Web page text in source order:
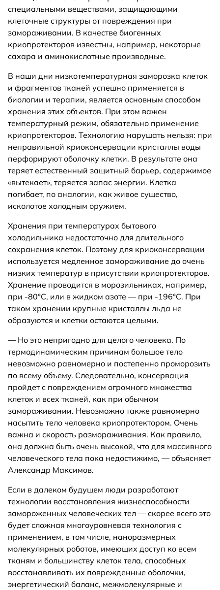
специальными веществами, защищающими
клеточные структуры от повреждения при
замораживании. В качестве биогенных
криопротекторов известны, например, некоторые
сахара и аминокислотные производные.
В наши дни низкотемпературная заморозка клеток
и фрагментов тканей успешно применяется в
биологии и терапии, является основным способом
хранения этих объектов. При этом важен
температурный режим, обязательно применение
криопротекторов. Технологию нарушать нельзя: при
неправильной криоконсервации кристаллы воды
перфорируют оболочку клетки. В результате она
теряет естественный защитный барьер, содержимое
«вытекает», теряется запас энергии. Клетка
погибает, по аналогии, как живое существо,
исколотое холодным оружием.
Хранения при температурах бытового
холодильника недостаточно для длительного
сохранения клеток. Поэтому для криоконсервации
используется медленное замораживание до очень
низких температур в присутствии криопротекторов.
Хранение проводится в морозильниках, например,
при -80°C, или в жидком азоте — при -196°C. При
таком хранении крупные кристаллы льда не
образуются и клетки остаются целыми.
— Но это непригодно для целого человека. По
термодинамическим причинам большое тело
невозможно равномерно и постепенно проморозить
по всему объему. Следовательно, консервация
пройдет с повреждением огромного множества
клеток и всех тканей, как при обычном
замораживании. Невозможно также равномерно
насытить тело человека криопротектором. Очень
важна и скорость размораживания. Как правило,
она должна быть очень высокой, что для массивного
человеческого тела пока недостижимо, — объясняет
Александр Максимов.
Если в далеком будущем люди разработают
технологии восстановления жизнеспособности
замороженных человеческих тел — скорее всего это
будет сложная многоуровневая технология с
применением, в том числе, наноразмерных
молекулярных роботов, имеющих доступ ко всем
тканям и большинству клеток тела, способных
восстанавливать их поврежденные оболочки,
энергетический баланс, межмолекулярные и